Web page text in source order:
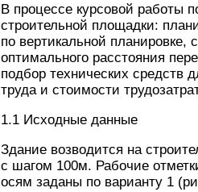
В процессе курсовой работы
строительной площадки:
по вертикальной
оптимального расстояния
подбор технических средств
труда и стоимости
1.1 Исходные данные
Здание возводится на
с шагом 100м. Рабочие
осям заданы по варианту 1